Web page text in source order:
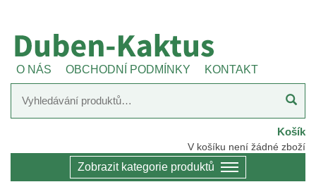
O NÁS OBCHODNÍ PODMÍNKY KONTAKT
Košík
V košíku není žádné zboží
Zobrazit kategorie produktů